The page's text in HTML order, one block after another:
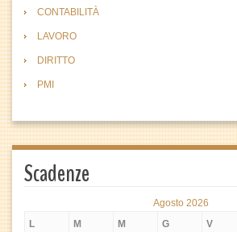
CONTABILITÀ
LAVORO
DIRITTO
PMI
Scadenze
Agosto 2026
L
M M G V